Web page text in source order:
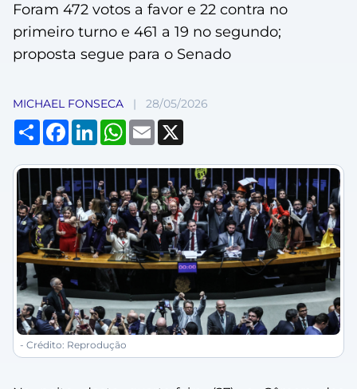
Foram 472 votos a favor e 22 contra no
primeiro turno e 461 a 19 no segundo;
proposta segue para o Senado
MICHAEL FONSECA | 28/05/2026
Compartilhar
Facebook
LinkedInWhatsApp
Email
- Crédito: Reprodução